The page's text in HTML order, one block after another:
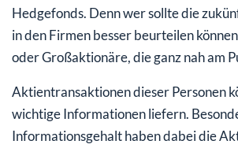
Hedgefonds. Denn wer sollte die
in den Firmen besser beurteilen
oder Großaktionäre, die ganz nah am
Aktientransaktionen dieser Personen
wichtige Informationen liefern.
Informationsgehalt haben dabei die